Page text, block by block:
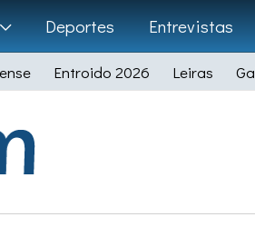
Deportes Entrevistas
Entroido 2026 Leiras